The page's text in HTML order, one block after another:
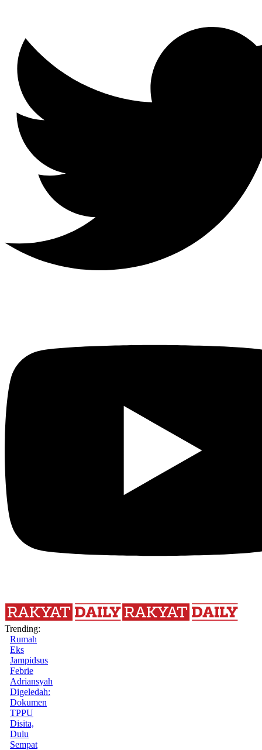
Trending:
Rumah
Eks
Jampidsus
Febrie
Adriansyah
Digeledah:
Dokumen
TPPU
Disita,
Dulu
Sempat